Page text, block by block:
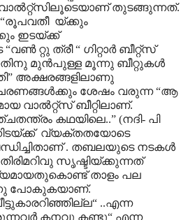
വാൽറ്റ്സിലൂടെയാണ് തുടങ്ങുന്നത്.
യ്ക്കും
ഇടയ്ക്ക്
റ്റു ത്രീ “ ഗിറ്റാർ ബീറ്റ്സ്
ഇതിനു മുൻപുള്ള മൂന്നു ബീറ്റുകൾ
അക്ഷരങ്ങളിലാണു
ശേഷം വരുന്ന “ആ
വാൽറ്റ്സ് ബീറ്റിലാണ്.
കഥയിലെ..” (നദി- പി
വ്യക്തതയോടെ
. തബലയുടെ നടകൾ
തിരിമറിവു സൃഷ്ടിയ്ക്കുന്നത്
താളം പല
പോകുകയാണ്.
..എന്ന
കനവു കണ്ടു“ എന്ന